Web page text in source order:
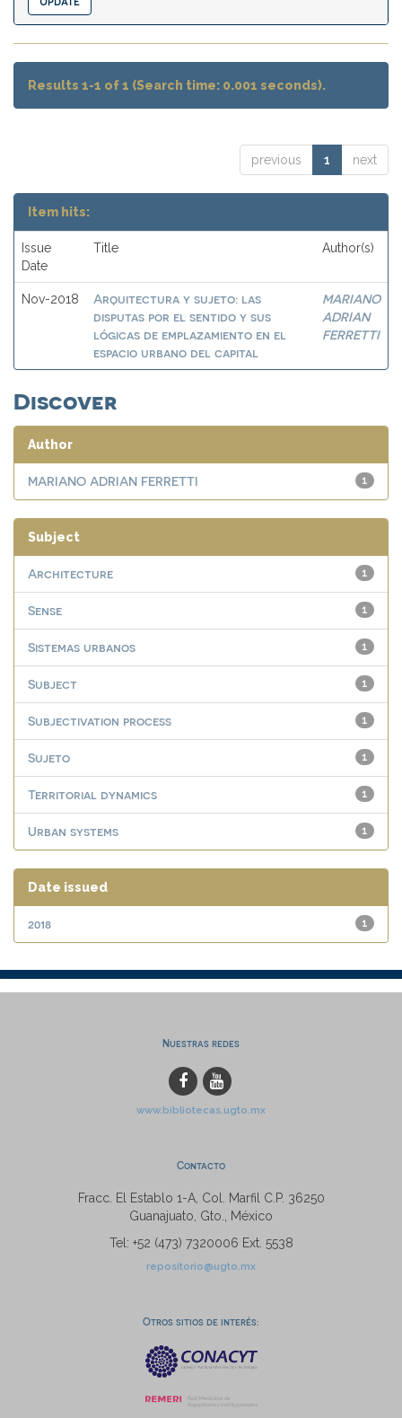
Results 1-1 of 1 (Search time: 0.001 seconds).
previous 1 next
Item hits:
Issue
Date
Title Author(s)
Nov-2018
Arquitectura y sujeto: las
disputas por el sentido y sus
lógicas de emplazamiento en el
espacio urbano del capital
MARIANO
ADRIAN
FERRETTI
Discover
Author
1
MARIANO ADRIAN FERRETTI
Subject
1
Architecture
1
Sense
1
Sistemas urbanos
1
Subject
1
Subjectivation process
1
Sujeto
1
Territorial dynamics
1
Urban systems
Date issued
1
2018
Nuestras redes
www.bibliotecas.ugto.mx
Contacto
Fracc. El Establo 1-A, Col. Marfil C.P. 36250
Guanajuato, Gto., México
Tel: +52 (473) 7320006 Ext. 5538
repositorio@ugto.mx
Otros sitios de interés: